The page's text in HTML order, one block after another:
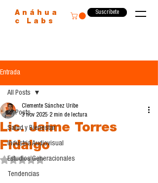
Anáhua
c Labs
Suscríbete
Entrada
All Posts
Salud y Bienestar
Industria Audiovisual
Estudios Generacionales
Tendencias
All Posts
Lic. Jaime Torres
Fidalgo
Clemente Sánchez Uribe
3 nov 2025 2 min de lectura
Obtuvo NaN de 5 estrellas.